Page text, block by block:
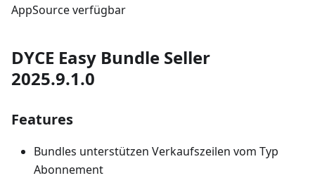
AppSource verfügbar
DYCE Easy Bundle Seller
2025.9.1.0
Features
Bundles unterstützen Verkaufszeilen vom Typ
Abonnement